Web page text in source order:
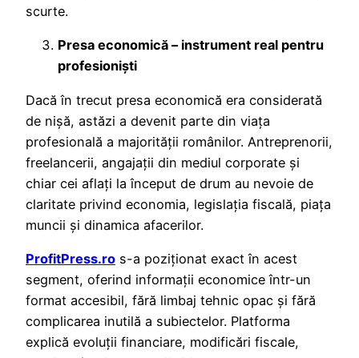
scurte.
Presa economică – instrument real pentru
profesioniști
Dacă în trecut presa economică era considerată
de nișă, astăzi a devenit parte din viața
profesională a majorității românilor. Antreprenorii,
freelancerii, angajații din mediul corporate și
chiar cei aflați la început de drum au nevoie de
claritate privind economia, legislația fiscală, piața
muncii și dinamica afacerilor.
ProfitPress.ro s-a poziționat exact în acest
segment, oferind informații economice într-un
format accesibil, fără limbaj tehnic opac și fără
complicarea inutilă a subiectelor. Platforma
explică evoluții financiare, modificări fiscale,